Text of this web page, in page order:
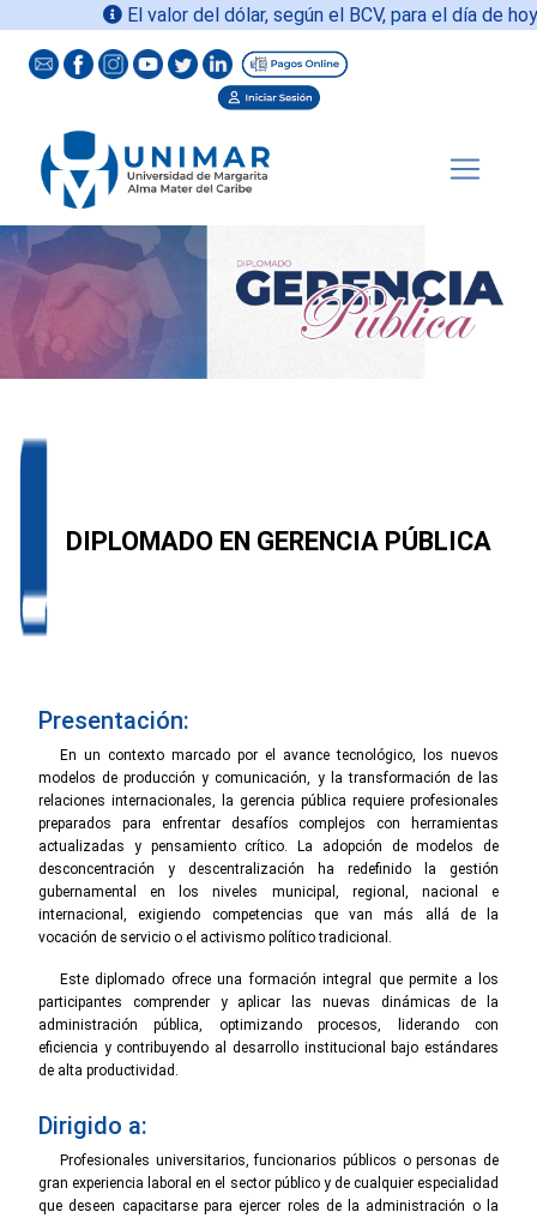
El valor del dólar, según el BCV, para el día de hoy
DIPLOMADO EN GERENCIA PÚBLICA
Presentación:
En un contexto marcado por el avance tecnológico, los nuevos
modelos de producción y comunicación, y la transformación de las
relaciones internacionales, la gerencia pública requiere profesionales
preparados para enfrentar desafíos complejos con herramientas
actualizadas y pensamiento crítico. La adopción de modelos de
desconcentración y descentralización ha redefinido la gestión
gubernamental en los niveles municipal, regional, nacional e
internacional, exigiendo competencias que van más allá de la
vocación de servicio o el activismo político tradicional.
Este diplomado ofrece una formación integral que permite a los
participantes comprender y aplicar las nuevas dinámicas de la
administración pública, optimizando procesos, liderando con
eficiencia y contribuyendo al desarrollo institucional bajo estándares
de alta productividad.
Dirigido a:
Profesionales universitarios, funcionarios públicos o personas de
gran experiencia laboral en el sector público y de cualquier especialidad
que deseen capacitarse para ejercer roles de la administración o la